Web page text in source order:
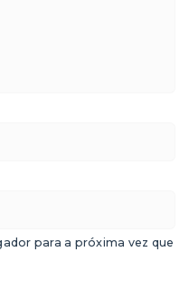
para a próxima vez que